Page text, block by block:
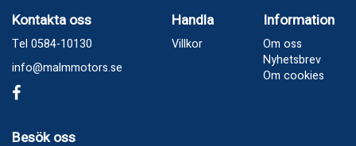
Kontakta oss
Tel 0584-10130
info@malmmotors.se
Handla
Villkor
Information
Om oss
Nyhetsbrev
Om cookies
Besök oss